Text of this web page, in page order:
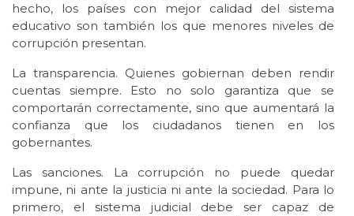
hecho, los países con mejor calidad del sistema
educativo son también los que menores niveles de
corrupción presentan.
La transparencia. Quienes gobiernan deben rendir
cuentas siempre. Esto no solo garantiza que se
comportarán correctamente, sino que aumentará la
confianza que los ciudadanos tienen en los
gobernantes.
Las sanciones. La corrupción no puede quedar
impune, ni ante la justicia ni ante la sociedad. Para lo
primero, el sistema judicial debe ser capaz de